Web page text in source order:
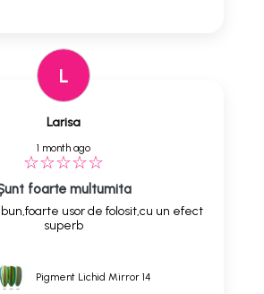
L
Larisa
1 month ago
foarte multumita
usor de folosit,cu un efect
superb
Pigment Lichid Mirror 14